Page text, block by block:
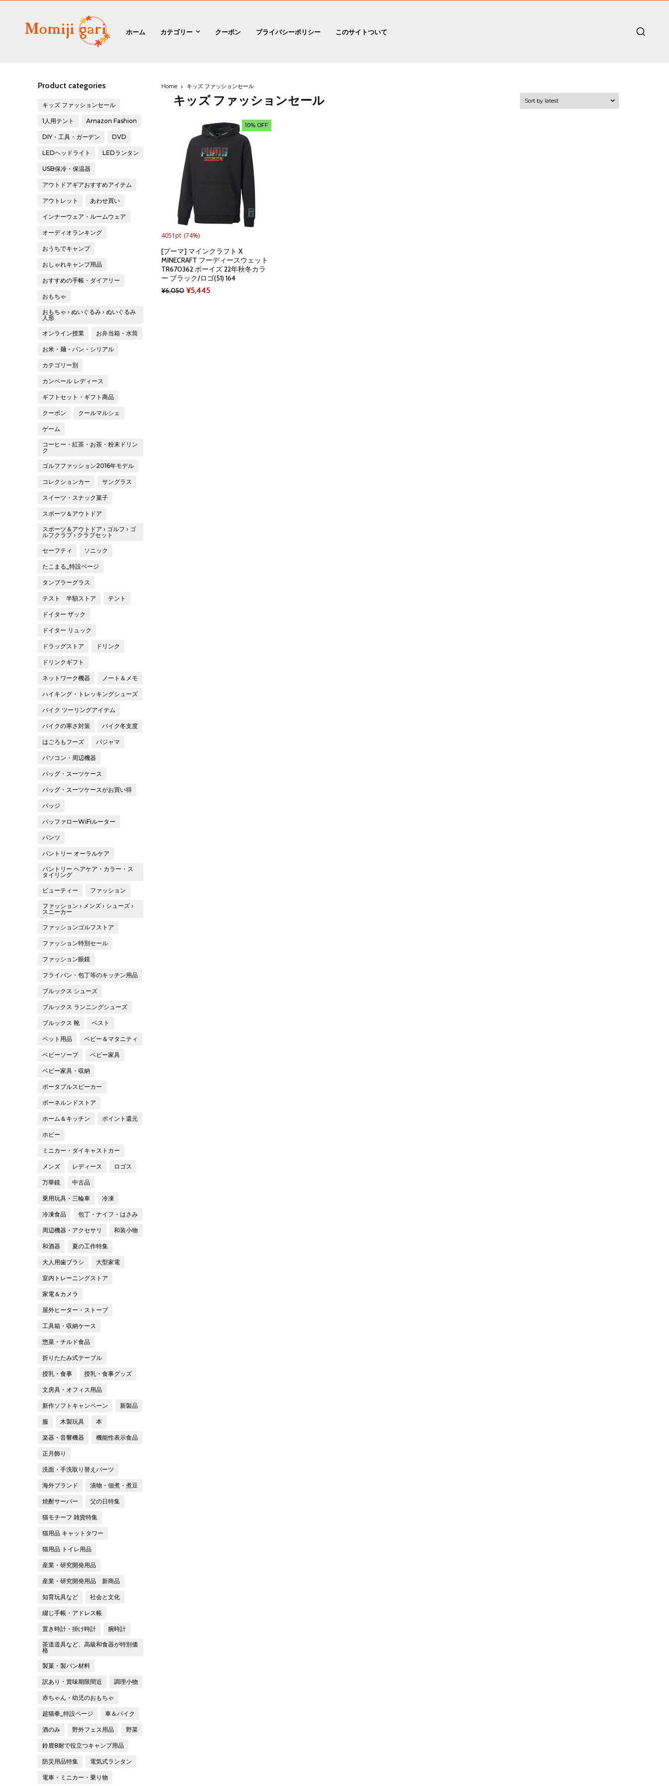
ホーム カテゴリー クーポン プライバシーポリシー このサイトついて
Product categories
キッズ ファッションセール
1人用テント Amazon Fashion
DIY・工具・ガーデン DVD
LEDヘッドライト LEDランタン
USB保冷・保温器
アウトドアギアおすすめアイテム
アウトレット あわせ買い
インナーウェア・ルームウェア
オーディオランキング
おうちでキャンプ
おしゃれキャンプ用品
おすすめの手帳・ダイアリー
おもちゃ
おもちゃ › ぬいぐるみ › ぬいぐるみ
人形
オンライン授業 お弁当箱・水筒
お米・麺・パン・シリアル
カテゴリー別
カンペール レディース
ギフトセット・ギフト商品
クーポン クールマルシェ
ゲーム
コーヒー・紅茶・お茶・粉末ドリン
ク
ゴルフファッション2016年モデル
コレクションカー サングラス
スイーツ・スナック菓子
スポーツ＆アウトドア
スポーツ＆アウトドア › ゴルフ › ゴ
ルフクラブ › クラブセット
セーフティ ソニック
たこまる_特設ページ
タンブラーグラス
テスト 半額ストア テント
ドイター ザック
ドイター リュック
ドラッグストア ドリンク
ドリンクギフト
ネットワーク機器 ノート＆メモ
ハイキング・トレッキングシューズ
バイク ツーリングアイテム
バイクの寒さ対策 バイク冬支度
はごろもフーズ パジャマ
パソコン・周辺機器
バッグ・スーツケース
バッグ・スーツケースがお買い得
バッジ
バッファローWiFiルーター
パンツ
パントリー オーラルケア
パントリー ヘアケア・カラー・ス
タイリング
ビューティー ファッション
ファッション › メンズ › シューズ ›
スニーカー
ファッションゴルフストア
ファッション特別セール
ファッション眼鏡
フライパン・包丁等のキッチン用品
ブルックス シューズ
ブルックス ランニングシューズ
ブルックス 靴 ベスト
ペット用品 ベビー＆マタニティ
ベビーソープ ベビー家具
ベビー家具・収納
ポータブルスピーカー
ボーネルンドストア
ホーム＆キッチン ポイント還元
ホビー
ミニカー・ダイキャストカー
メンズ レディース ロゴス
万華鏡 中古品
乗用玩具・三輪車 冷凍
冷凍食品 包丁・ナイフ・はさみ
周辺機器・アクセサリ 和装小物
和酒器 夏の工作特集
大人用歯ブラシ 大型家電
室内トレーニングストア
家電＆カメラ
屋外ヒーター・ストーブ
工具箱・収納ケース
惣菜・チルド食品
折りたたみ式テーブル
授乳・食事 授乳・食事グッズ
文房具・オフィス用品
新作ソフトキャンペーン 新製品
服 木製玩具 本
楽器・音響機器 機能性表示食品
正月飾り
洗面・手洗取り替えパーツ
海外ブランド 漬物・佃煮・煮豆
焼酎サーバー 父の日特集
猫モチーフ 雑貨特集
猫用品 キャットタワー
猫用品 トイレ用品
産業・研究開発用品
産業・研究開発用品 新商品
知育玩具など 社会と文化
綴じ手帳・アドレス帳
置き時計・掛け時計 腕時計
茶道道具など、高級和食器が特別価
格
製菓・製パン材料
訳あり・賞味期限間近 調理小物
赤ちゃん・幼児のおもちゃ
超猫拳_特設ページ 車＆バイク
酒のみ 野外フェス用品 野菜
鈴鹿8耐で役立つキャンプ用品
防災用品特集 電気式ランタン
電車・ミニカー・乗り物
Home キッズ ファッションセール
キッズ ファッションセール
10% OFF
4051pt (74%)
[プーマ] マインクラフト X
MINECRAFT フーディースウェット
TR670362 ボーイズ 22年秋冬カラ
ー ブラック/ロゴ(51) 164
¥6,050 Original
¥5,445Current